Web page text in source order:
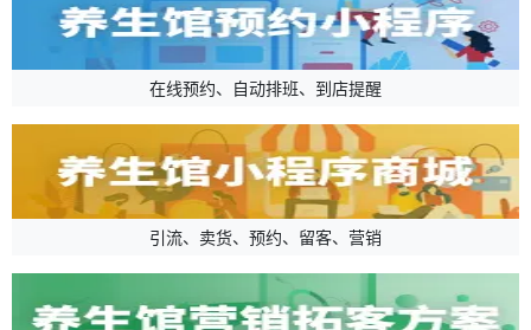
在线预约、自动排班、到店提醒
引流、卖货、预约、留客、营销